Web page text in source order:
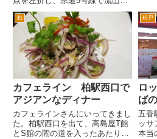
面に進みます。子供の頃からある
京成バス松戸車庫を横目に古ヶ崎
五差路を越えてさらに行くと、進
行方向右側にあるタイ料理のお店
です。 元々この場所は「からや
ま...
い足
戸駅
ーの
8分
す...
柏
カフェライン 柏駅西口で
アジアンなディナー
カフェラインさんにいってきまし
た。柏駅西口を出て、高島屋T館
とS館の閒の道を入ったあたりで
松戸
ロ
ば
五香
ッサ
本当